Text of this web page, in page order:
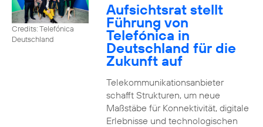
Credits: Telefónica
Deutschland
Aufsichtsrat stellt
Führung von
Telefónica in
Deutschland für die
Zukunft auf
Telekommunikationsanbieter
schafft Strukturen, um neue
Maßstäbe für Konnektivität, digitale
Erlebnisse und technologischen